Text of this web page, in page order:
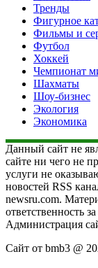
Тренды
Фигурное
Фильмы и
Футбол
Хоккей
Чемпионат
Шахматы
Шоу-бизнес
Экология
Экономика
Данный сайт не
сайте ни чего не
услуги не
новостей RSS
newsru.com.
ответственность
Администрация
Сайт от bmb3 @